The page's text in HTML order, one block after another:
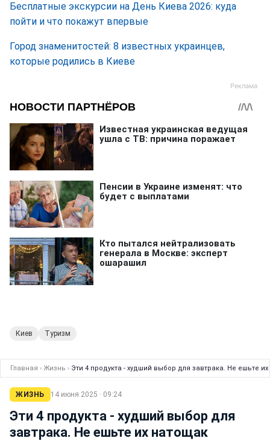
Бесплатные экскурсии на День Киева 2026: куда
пойти и что покажут впервые
Город знаменитостей: 8 известных украинцев,
которые родились в Киеве
Киев Туризм
Главная › Жизнь › Эти 4 продукта - худший выбор для завтрака. Не ешьте
ЖИЗНЬ 14 июня 2025 · 09:24
Эти 4 продукта - худший выбор для
завтрака. Не ешьте их натощак